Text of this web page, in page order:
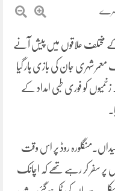
مختلف علاقوں میں پیش آنے
شہری جان کی بازی ہار گیا
کو فوری طبی امداد کے
روڈ پر اس وقت
سائیکل پر سفر کر رہے تھے کہ اچانک